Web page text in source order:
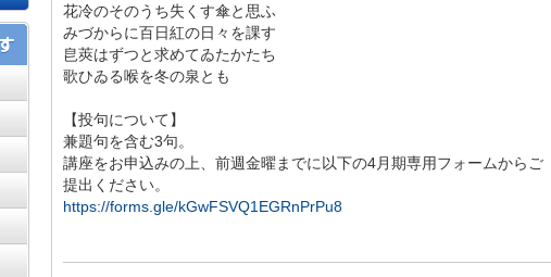
花冷のそのうち失くす傘と思ふ
みづからに百日紅の日々を課す
皀莢はずつと求めてゐたかたち
歌ひゐる喉を冬の泉とも
【投句について】
兼題句を含む3句。
講座をお申込みの上、前週金曜までに以下の4月期専用フォームからご
提出ください。
https://forms.gle/kGwFSVQ1EGRnPrPu8
特別・短期・1日講座
文章・文芸
コミュニケーション
くらし・美容・ビジネス